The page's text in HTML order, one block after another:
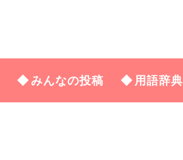
みんなの投稿 用語辞典